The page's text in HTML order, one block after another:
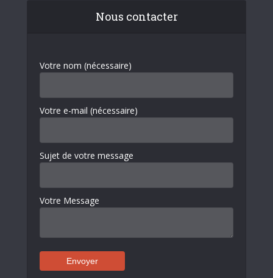
Nous contacter
Votre nom (nécessaire)
Votre e-mail (nécessaire)
Sujet de votre message
Votre Message